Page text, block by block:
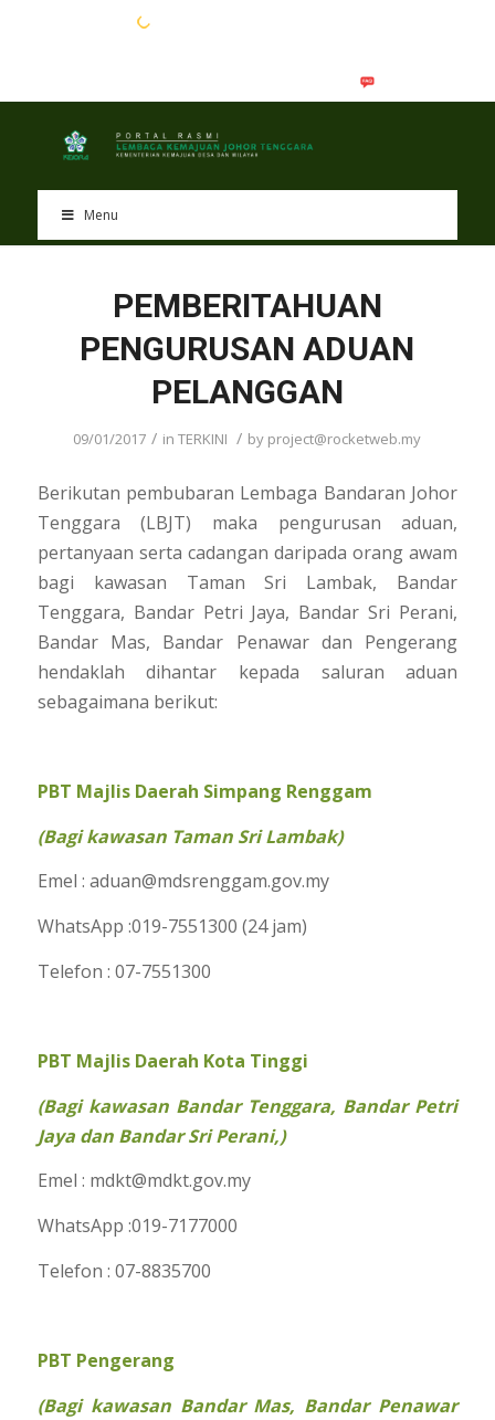
Menu
PEMBERITAHUAN
PENGURUSAN ADUAN
PELANGGAN
09/01/2017 / inTERKINI / by project@rocketweb.my
Berikutan pembubaran Lembaga Bandaran Johor
Tenggara (LBJT) maka pengurusan aduan,
pertanyaan serta cadangan daripada orang awam
bagi kawasan Taman Sri Lambak, Bandar
Tenggara, Bandar Petri Jaya, Bandar Sri Perani,
Bandar Mas, Bandar Penawar dan Pengerang
hendaklah dihantar kepada saluran aduan
sebagaimana berikut:
PBT Majlis Daerah Simpang Renggam
(Bagi kawasan Taman Sri Lambak)
Emel : aduan@mdsrenggam.gov.my
WhatsApp :019-7551300 (24 jam)
Telefon : 07-7551300
PBT Majlis Daerah Kota Tinggi
(Bagi kawasan Bandar Tenggara, Bandar Petri
Jaya dan Bandar Sri Perani,)
Emel : mdkt@mdkt.gov.my
WhatsApp :019-7177000
Telefon : 07-8835700
PBT Pengerang
(Bagi kawasan Bandar Mas, Bandar Penawar